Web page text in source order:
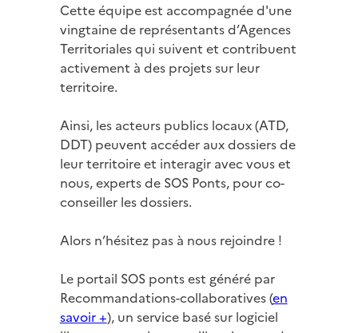
Cette équipe est accompagnée d'une
vingtaine de représentants d’Agences
Territoriales qui suivent et contribuent
activement à des projets sur leur
territoire.
Ainsi, les acteurs publics locaux (ATD,
DDT) peuvent accéder aux dossiers de
leur territoire et interagir avec vous et
nous, experts de SOS Ponts, pour co-
conseiller les dossiers.
Alors n’hésitez pas à nous rejoindre !
Le portail SOS ponts est généré par
Recommandations-collaboratives (en
savoir +), un service basé sur logiciel